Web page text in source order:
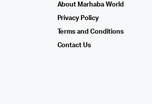
About Marhaba World
Privacy Policy
Terms and Conditions
Contact Us